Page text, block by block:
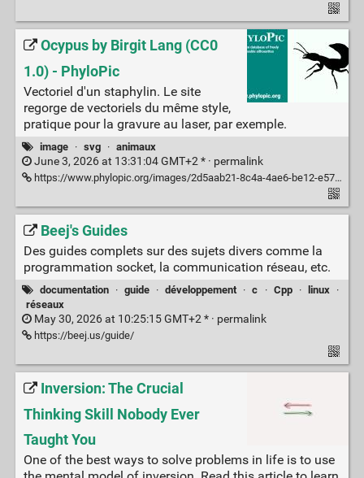
Ocypus by Birgit Lang (CC0
1.0) - PhyloPic
Vectoriel d'un staphylin. Le site
regorge de vectoriels du même style,
pratique pour la gravure au laser, par exemple.
image · svg · animaux
June 3, 2026 at 13:31:04 GMT+2 * · permalink
https://www.phylopic.org/images/2d5aab21-8c4a-4ae6-be12-e574ef21448b/ocypus
Beej's Guides
Des guides complets sur des sujets divers comme la
programmation socket, la communication réseau, etc.
documentation · guide · développement · c · Cpp · linux
·
réseaux
May 30, 2026 at 10:25:15 GMT+2 * · permalink
https://beej.us/guide/
Inversion: The Crucial
Thinking Skill Nobody Ever
Taught You
One of the best ways to solve problems in life is to use